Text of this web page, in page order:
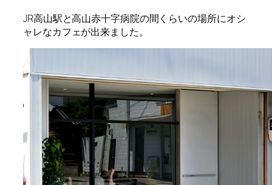
JR高山駅と高山赤十字病院の間くらいの場所にオシ
ャレなカフェが出来ました。